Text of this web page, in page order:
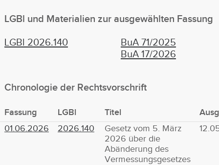
LGBl und Materialien zur ausgewählten Fassung
LGBl 2026.140
BuA 71/2025
BuA 17/2026
Chronologie der Rechtsvorschrift
Fassung LGBl Titel
01.06.2026
2026.140
Gesetz vom 5. März
2026 über die
Abänderung des
Vermessungsgesetzes